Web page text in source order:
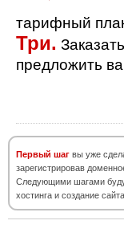
тарифный
Три.
предложить
Первый шаг вы уже
зарегистрировав
Следующими шагами
хостинга и создание сайта.